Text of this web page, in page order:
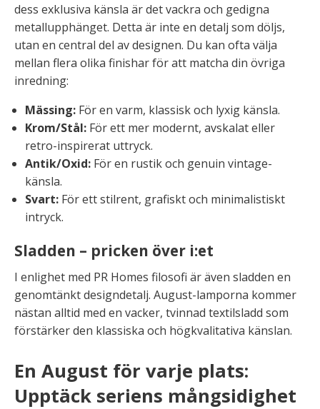
dess exklusiva känsla är det vackra och gedigna
metallupphänget. Detta är inte en detalj som döljs,
utan en central del av designen. Du kan ofta välja
mellan flera olika finishar för att matcha din övriga
inredning:
Mässing: För en varm, klassisk och lyxig känsla.
Krom/Stål: För ett mer modernt, avskalat eller
retro-inspirerat uttryck.
Antik/Oxid: För en rustik och genuin vintage-
känsla.
Svart: För ett stilrent, grafiskt och minimalistiskt
intryck.
Sladden – pricken över i:et
I enlighet med PR Homes filosofi är även sladden en
genomtänkt designdetalj. August-lamporna kommer
nästan alltid med en vacker, tvinnad textilsladd som
förstärker den klassiska och högkvalitativa känslan.
En August för varje plats:
Upptäck seriens mångsidighet